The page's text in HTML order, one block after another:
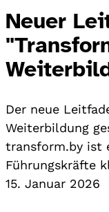
Neuer
Der neue
Weiterbildung
transform.by ist
Führungskräfte
15. Januar 2026